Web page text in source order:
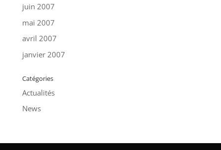
juin 2007
mai 2007
avril 2007
janvier 2007
Catégories
Actualités
News